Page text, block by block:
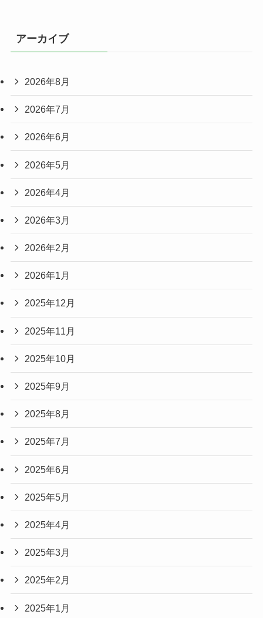
アーカイブ
2026年8月
2026年7月
2026年6月
2026年5月
2026年4月
2026年3月
2026年2月
2026年1月
2025年12月
2025年11月
2025年10月
2025年9月
2025年8月
2025年7月
2025年6月
2025年5月
2025年4月
2025年3月
2025年2月
2025年1月